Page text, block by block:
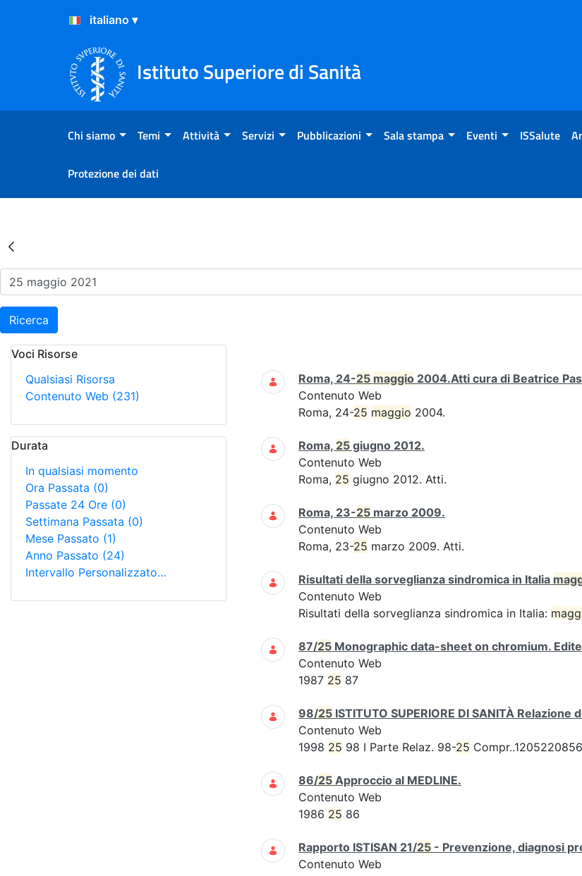
Salta al Contenuto
Salta al Footer
Istituto Superiore di Sanità
Chi siamo Temi Attività Servizi Pubblicazioni Sala stampa Eventi ISSalute
Protezione dei dati
Risultati della Ricerca - Eventi
Ricerca
Voci Risorse
Qualsiasi Risorsa
Contenuto Web (231)
Durata
In qualsiasi momento
Ora Passata (0)
Passate 24 Ore (0)
Settimana Passata (0)
Mese Passato (1)
Anno Passato (24)
Intervallo Personalizzato…
Ricerca
Roma, 24-25 maggio 2004.Atti cura di Beatrice
Contenuto Web
Roma, 24-25 maggio 2004.
Roma, 25 giugno 2012.
Contenuto Web
Roma, 25 giugno 2012. Atti.
Roma, 23-25 marzo 2009.
Contenuto Web
Roma, 23-25 marzo 2009. Atti.
Risultati della sorveglianza sindromica in Italia
Contenuto Web
Risultati della sorveglianza sindromica in Italia:
87/25 Monographic data-sheet on chromium.
Contenuto Web
1987 25 87
98/25 ISTITUTO SUPERIORE DI SANITÀ
Contenuto Web
1998 25 98 I Parte Relaz. 98-25
86/25 Approccio al MEDLINE.
Contenuto Web
1986 25 86
Rapporto ISTISAN 21/25 - Prevenzione, diagnosi
Contenuto Web